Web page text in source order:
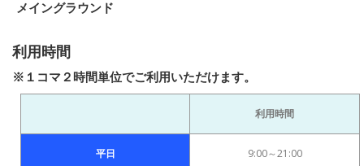
メイングラウンド
利用時間
※１コマ２時間単位でご利用いただけます。
利用時間
平日 9:00～21:00